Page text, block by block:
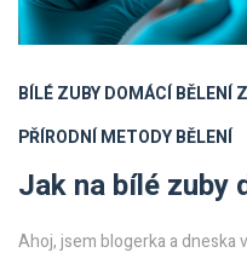
BÍLÉ ZUBYDOMÁCÍ BĚLENÍ
PŘÍRODNÍ METODY BĚLENÍ
Jak na bílé zuby
Ahoj, jsem blogerka a dneska